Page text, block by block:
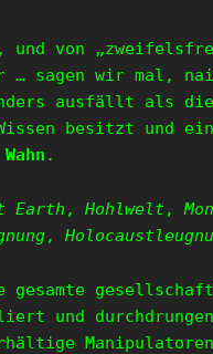
von
sagen wir mal,
ausfällt als
besitzt und
Wahn .
Earth , Hohlwelt,
,
und